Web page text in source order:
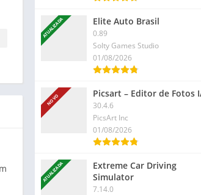
ATUALIZADA Elite Auto Brasil
0.89
Solty Games Studio
01/08/2026
NOVO Picsart – Editor de Fotos
30.4.6
PicsArt Inc
01/08/2026
ATUALIZADA
Extreme Car Driving
Simulator
7.14.0